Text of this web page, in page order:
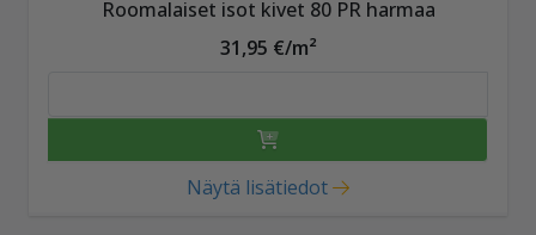
Roomalaiset isot kivet 80 PR harmaa
31,95 €/m²
Näytä lisätiedot